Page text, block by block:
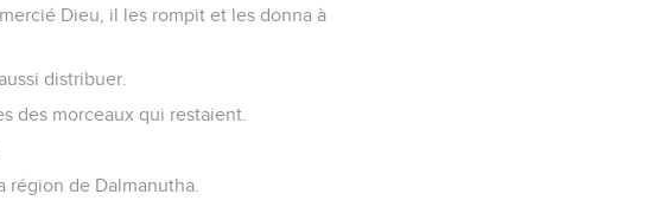
Dieu, il les rompit et les donna à
distribuer.
des morceaux qui restaient.
région de Dalmanutha.